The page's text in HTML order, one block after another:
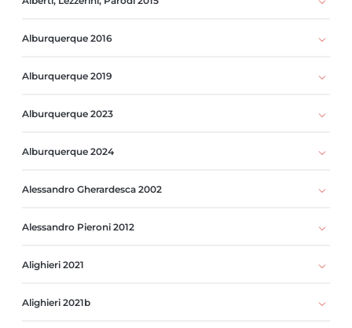
Alburquerque 2016
Alburquerque 2019
Alburquerque 2023
Alburquerque 2024
Alessandro Gherardesca 2002
Alessandro Pieroni 2012
Alighieri 2021
Alighieri 2021b